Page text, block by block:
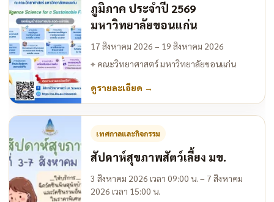
ภูมิภาค ประจำปี 2569
มหาวิทยาลัยขอนแก่น
17 สิงหาคม 2026 – 19 สิงหาคม 2026
⌖ คณะวิทยาศาสตร์ มหาวิทยาลัยขอนแก่น
ดูรายละเอียด →
เทศกาลและกิจกรรม
สัปดาห์สุขภาพสัตว์เลี้ยง มข.
3 สิงหาคม 2026 เวลา 09:00 น. – 7 สิงหาคม
2026 เวลา 15:00 น.